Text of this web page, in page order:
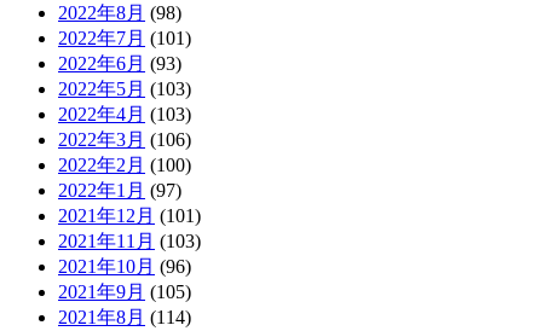
2022年8月 (98)
2022年7月 (101)
2022年6月 (93)
2022年5月 (103)
2022年4月 (103)
2022年3月 (106)
2022年2月 (100)
2022年1月 (97)
2021年12月 (101)
2021年11月 (103)
2021年10月 (96)
2021年9月 (105)
2021年8月 (114)